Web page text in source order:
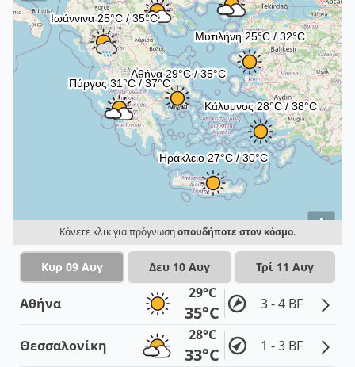
i
Κάνετε κλικ για πρόγνωσηοπουδήποτε στον κόσμο.
Κυρ 09 Αυγ Δευ 10 Αυγ Τρί 11 Αυγ
Αθήνα
29°C
35°C 3 - 4 BF
Θεσσαλονίκη
28°C
33°C 1 - 3 BF